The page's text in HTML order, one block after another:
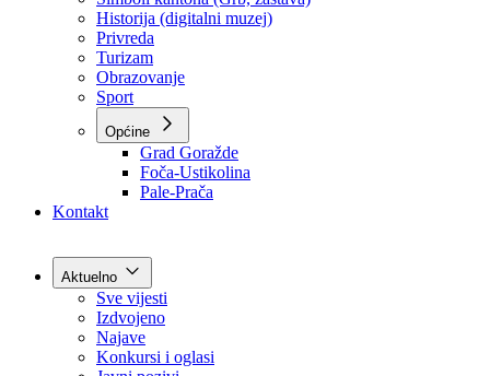
O kantonu
O kantonu
Simboli kantona (Grb, zastava)
Historija (digitalni muzej)
Privreda
Turizam
Obrazovanje
Sport
Općine
Kontakt
Aktuelno
Sve vijesti